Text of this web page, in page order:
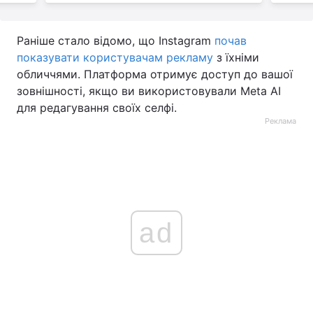
Раніше стало відомо, що Instagram почав
показувати користувачам рекламу з їхніми
обличчями. Платформа отримує доступ до вашої
зовнішності, якщо ви використовували Meta AI
для редагування своїх селфі.
Реклама
ad